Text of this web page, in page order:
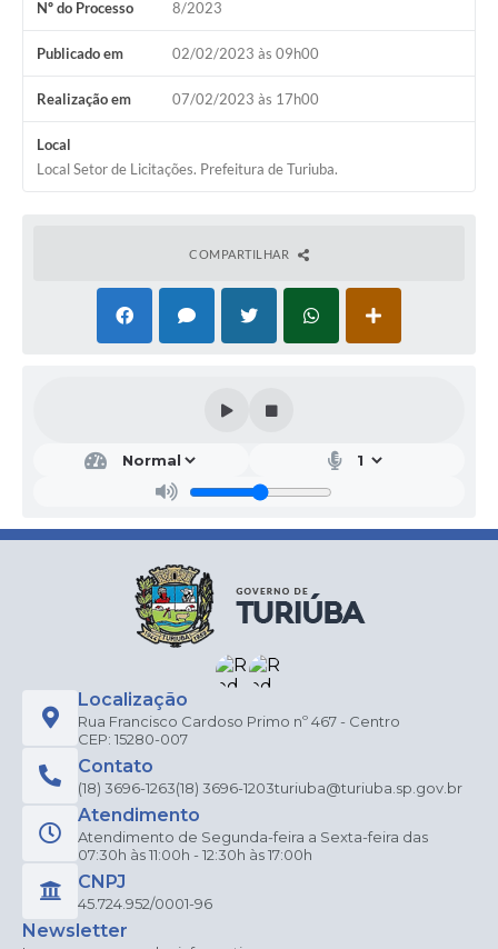
Nº do Processo 8/2023
Publicado em 02/02/2023 às 09h00
Realização em 07/02/2023 às 17h00
Local
Local Setor de Licitações. Prefeitura de Turiuba.
COMPARTILHAR
Localização
Rua Francisco Cardoso Primo nº 467 - Centro
CEP: 15280-007
Contato
(18) 3696-1263(18) 3696-1203turiuba@turiuba.sp.gov.br
Atendimento
Atendimento de Segunda-feira a Sexta-feira das
07:30h às 11:00h - 12:30h às 17:00h
CNPJ
45.724.952/0001-96
Newsletter